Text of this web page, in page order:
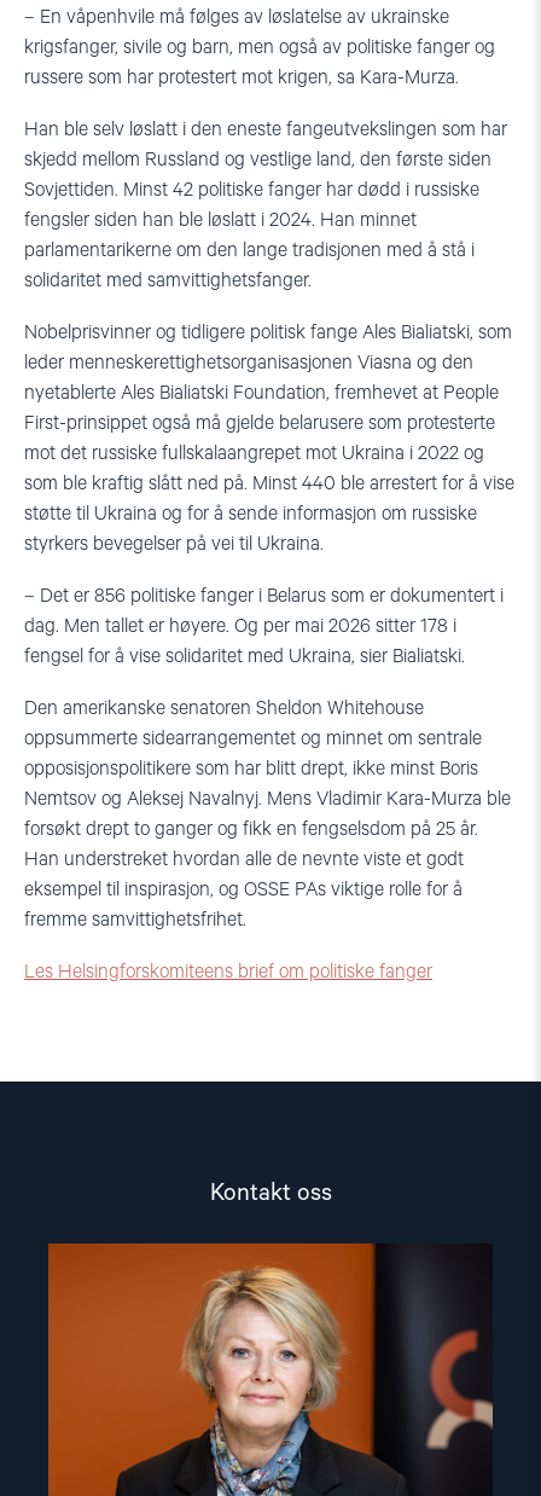
– En våpenhvile må følges av løslatelse av ukrainske
krigsfanger, sivile og barn, men også av politiske fanger og
russere som har protestert mot krigen, sa Kara-Murza.
Han ble selv løslatt i den eneste fangeutvekslingen som har
skjedd mellom Russland og vestlige land, den første siden
Sovjettiden. Minst 42 politiske fanger har dødd i russiske
fengsler siden han ble løslatt i 2024. Han minnet
parlamentarikerne om den lange tradisjonen med å stå i
solidaritet med samvittighetsfanger.
Nobelprisvinner og tidligere politisk fange Ales Bialiatski, som
leder menneskerettighetsorganisasjonen Viasna og den
nyetablerte Ales Bialiatski Foundation, fremhevet at People
First-prinsippet også må gjelde belarusere som protesterte
mot det russiske fullskalaangrepet mot Ukraina i 2022 og
som ble kraftig slått ned på. Minst 440 ble arrestert for å vise
støtte til Ukraina og for å sende informasjon om russiske
styrkers bevegelser på vei til Ukraina.
– Det er 856 politiske fanger i Belarus som er dokumentert i
dag. Men tallet er høyere. Og per mai 2026 sitter 178 i
fengsel for å vise solidaritet med Ukraina, sier Bialiatski.
Den amerikanske senatoren Sheldon Whitehouse
oppsummerte sidearrangementet og minnet om sentrale
opposisjonspolitikere som har blitt drept, ikke minst Boris
Nemtsov og Aleksej Navalnyj. Mens Vladimir Kara-Murza ble
forsøkt drept to ganger og fikk en fengselsdom på 25 år.
Han understreket hvordan alle de nevnte viste et godt
eksempel til inspirasjon, og OSSE PAs viktige rolle for å
fremme samvittighetsfrihet.
Les Helsingforskomiteens brief om politiske fanger
Kontakt oss
article
"Berit
Lindeman"